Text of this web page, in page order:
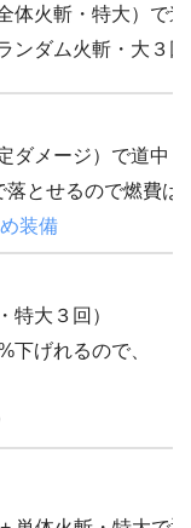
体火斬・特大）で
ンダム火斬・大３
ダメージ）で道中
とせるので燃費は
装備
特大３回）
下げれるので、